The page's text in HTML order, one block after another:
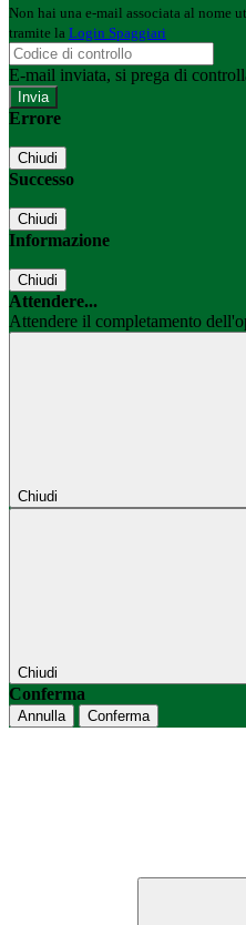
Non hai una e-mail associata al nome
tramite la Login Spaggiari
E-mail inviata, si prega di
Errore
Chiudi
Successo
Chiudi
Informazione
Chiudi
Attendere...
Attendere il completamento
Chiudi
Chiudi
Conferma
Annulla Conferma